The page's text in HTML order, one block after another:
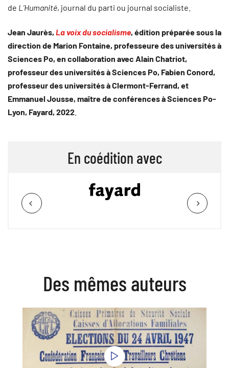
de L’Humanité, journal du parti ou journal socialiste.
Jean Jaurès, La voix du socialisme, édition préparée sous la
direction de Marion Fontaine, professeure des universités à
Sciences Po, en collaboration avec Alain Chatriot,
professeur des universités à Sciences Po, Fabien Conord,
professeur des universités à Clermont-Ferrand, et
Emmanuel Jousse, maître de conférences à Sciences Po-
Lyon, Fayard, 2022
En coédition avec
Des mêmes auteurs